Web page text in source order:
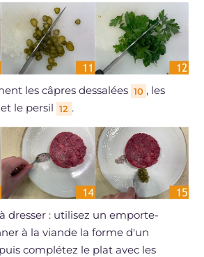
les câpres dessalées 10 , les
et le persil 12 .
dresser : utilisez un emporte-
à la viande la forme d'un
complétez le plat avec les